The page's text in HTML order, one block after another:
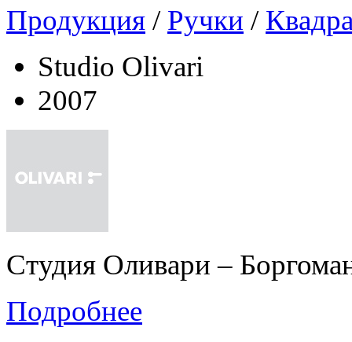
Продукция / Ручки /
Studio Olivari
2007
Студия Оливари –
Подробнее